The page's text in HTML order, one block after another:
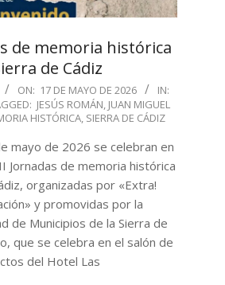
de memoria histórica
de Cádiz
ON: 17 DE MAYO DE 2026
IN:
JESÚS ROMÁN, JUAN MIGUEL
HISTÓRICA, SIERRA DE CÁDIZ
mayo de 2026 se celebran en
Jornadas de memoria histórica
organizadas por «Extra!
y promovidas por la
de Municipios de la Sierra de
que se celebra en el salón de
del Hotel Las